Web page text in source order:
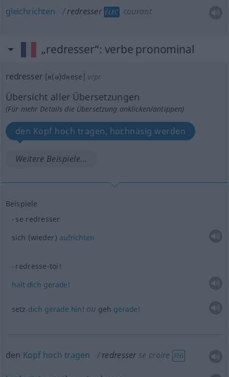
gleichrichten redresser ÉLEC courant
„redresser“: verbe pronominal
redresser [ʀ(ə)dʀese] v/pr
Übersicht aller Übersetzungen
(Für mehr Details die Übersetzung anklicken/antippen)
den Kopf hoch tragen, hochnäsig werden
Weitere Beispiele...
Beispiele
se redresser
sich (wieder) aufrichten
redresse-toi!
halt dich gerade!
setz dich gerade hin! ou geh gerade!
den Kopf hoch tragen redresser se croire FIG